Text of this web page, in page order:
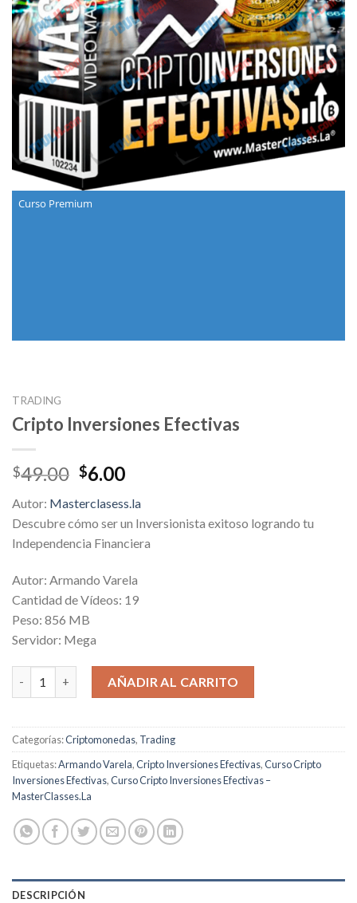
Curso Premium
TRADING
Cripto Inversiones Efectivas
$49.00 Original
was:
$49.00.
$6.00Current
is:
$6.00.
Autor: Masterclasess.la
Descubre cómo ser un Inversionista exitoso logrando tu
Independencia Financiera
Autor: Armando Varela
Cantidad de Vídeos: 19
Peso: 856 MB
Servidor: Mega
Cripto Inversiones Efectivas cantidad
AÑADIR AL CARRITO
Categorías:Criptomonedas, Trading
Etiquetas:Armando Varela,Cripto Inversiones Efectivas,Curso Cripto
Inversiones Efectivas,Curso Cripto Inversiones Efectivas –
MasterClasses.La
DESCRIPCIÓN